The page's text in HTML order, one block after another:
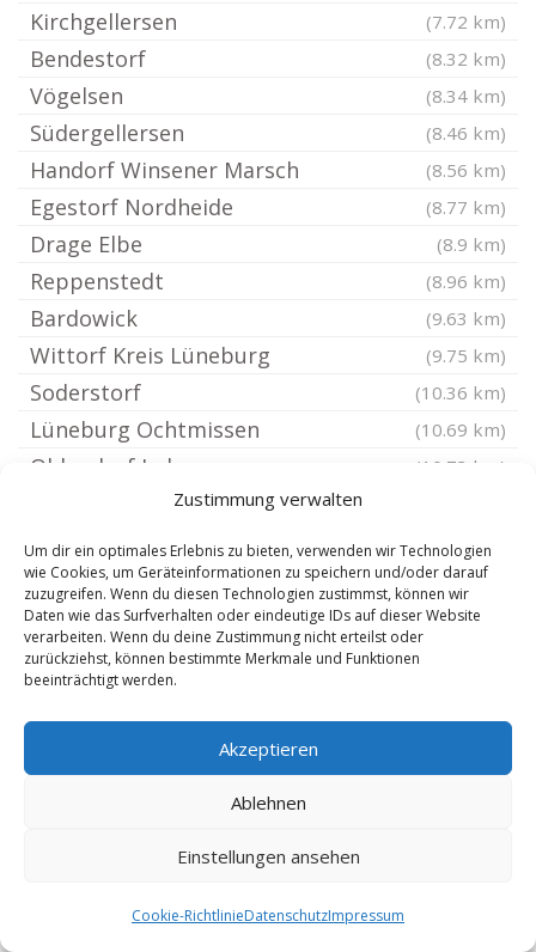
Zustimmung verwalten
Um dir ein optimales Erlebnis zu bieten, verwenden wir Technologien
wie Cookies, um Geräteinformationen zu speichern und/oder darauf
zuzugreifen. Wenn du diesen Technologien zustimmst, können wir
Daten wie das Surfverhalten oder eindeutige IDs auf dieser Website
verarbeiten. Wenn du deine Zustimmung nicht erteilst oder
zurückziehst, können bestimmte Merkmale und Funktionen
beeinträchtigt werden.
Akzeptieren
Ablehnen
Einstellungen ansehen
Cookie-RichtlinieDatenschutzImpressum
Kirchgellersen (7.72 km)
Bendestorf (8.32 km)
Vögelsen (8.34 km)
Südergellersen (8.46 km)
Handorf Winsener Marsch (8.56 km)
Egestorf Nordheide (8.77 km)
Drage Elbe (8.9 km)
Reppenstedt (8.96 km)
Bardowick (9.63 km)
Wittorf Kreis Lüneburg (9.75 km)
Soderstorf (10.36 km)
Lüneburg Ochtmissen (10.69 km)
Oldendorf Luhe (10.73 km)
Barum Kreis Lüneburg (11.18 km)
Buchholz in der Nordheide (11.27 km)
Lüneburg Mitte (11.44 km)
Lüneburg St Johns (11.55 km)
Lüneburg Altstadt
Embsen Kreis Lüneburg (11.55 km)
Hamburg Altengamme
Lüneburg Brückenkamp
Lüneburg Kaltenmoor